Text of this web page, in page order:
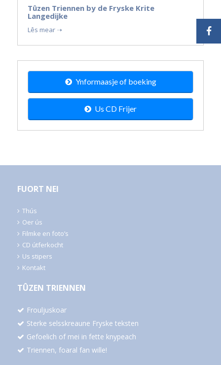
19
sep
2026
Tûzen Triennen by de Fryske Krite
Langedijke
Lês mear ➝
Ynformaasje of boeking
Us CD Frijer
FUORT NEI
Thús
Oer ús
Filmke en foto’s
CD útferkocht
Us stipers
Kontakt
TÛZEN TRIENNEN
Frouljuskoar
Sterke selsskreaune Fryske teksten
Gefoelich of mei in fette knypeach
Triennen, foaral fan wille!